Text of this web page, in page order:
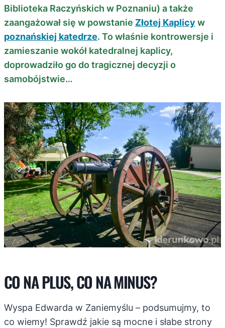
Biblioteka Raczyńskich w Poznaniu) a także
zaangażował się w powstanie Złotej Kaplicy w
poznańskiej katedrze. To właśnie kontrowersje i
zamieszanie wokół katedralnej kaplicy,
doprowadziło go do tragicznej decyzji o
samobójstwie…
CO NA PLUS, CO NA MINUS?
Wyspa Edwarda w Zaniemyślu – podsumujmy, to
co wiemy! Sprawdź jakie są mocne i słabe strony